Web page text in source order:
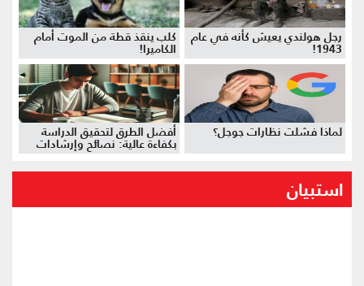
رجل هولندي يعيش كأنه في عام
1943!
كلب ينقذ قطة من الموت أمام
الكاميرا!
لماذا فشلت نظارات جوجل؟ أفضل الطرق لتحقيق الدراسة
بكفاءة عالية: نصائح وإرشادات
استبيان